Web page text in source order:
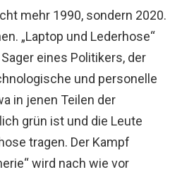
mehr 1990, sondern 2020.
„Laptop und Lederhose“
eines Politikers, der
und personelle
in jenen Teilen der
grün ist und die Leute
tragen. Der Kampf
wird nach wie vor